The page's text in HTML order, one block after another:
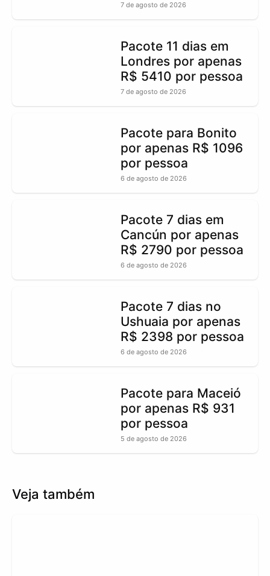
7 de agosto de 2026
Pacote 11 dias em
Londres por apenas
R$ 5410 por pessoa
7 de agosto de 2026
Pacote para Bonito
por apenas R$ 1096
por pessoa
6 de agosto de 2026
Pacote 7 dias em
Cancún por apenas
R$ 2790 por pessoa
6 de agosto de 2026
Pacote 7 dias no
Ushuaia por apenas
R$ 2398 por pessoa
6 de agosto de 2026
Pacote para Maceió
por apenas R$ 931
por pessoa
5 de agosto de 2026
Veja também